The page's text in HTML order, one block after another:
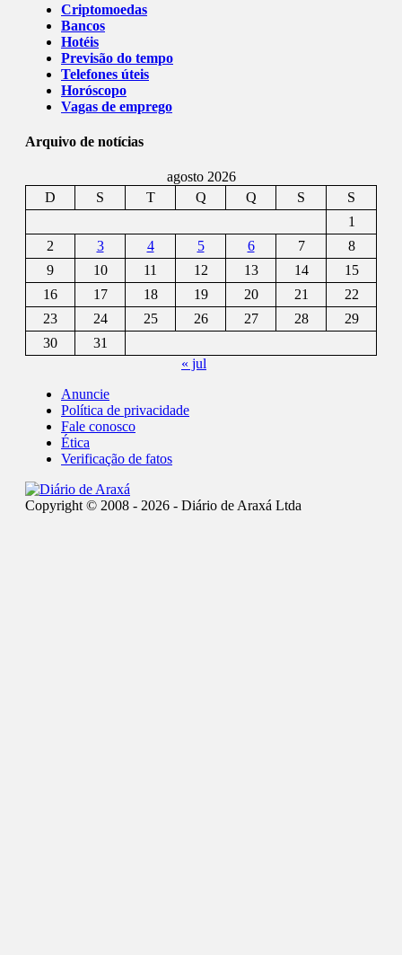
Criptomoedas
Bancos
Hotéis
Previsão do tempo
Telefones úteis
Horóscopo
Vagas de emprego
Arquivo de notícias
agosto 2026
D
S T Q Q S
S
1
2
3 4 5 6 7
8
9
10 11 12 13 14
15
16
17 18 19 20 21
22
23
24 25 26 27 28
29
30
31
« jul
Anuncie
Política de privacidade
Fale conosco
Ética
Verificação de fatos
Copyright © 2008 - 2026 - Diário de Araxá Ltda